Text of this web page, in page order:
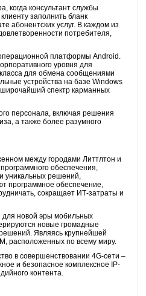
когда консультант службы
заполнить бланк
абонентских услуг. В каждом из
потребителя,
платформы Android.
уровня для
для обмена сообщениями
устройства на базе Windows
спектр карманных
персонала, включая решения
а также более разумного
между городами Литтлтон и
обеспечения,
уникальных решений,
программное обеспечение,
сокращает ИТ-затраты и
для новой эры мобильных
новые громадные
Являясь крупнейшей
расположенных по всему миру.
в совершенствовании 4G-сети –
и безопасное комплексное IP-
контента.